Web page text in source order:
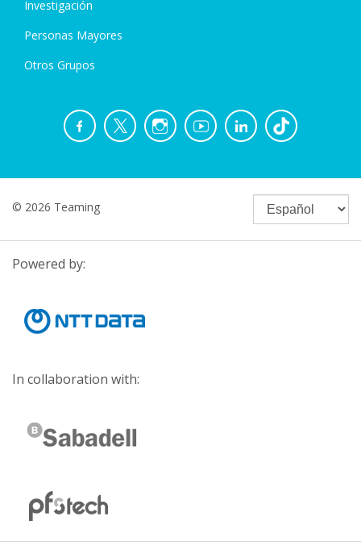
Investigación
Personas Mayores
Otros Grupos
© 2026 Teaming
Powered by:
In collaboration with: